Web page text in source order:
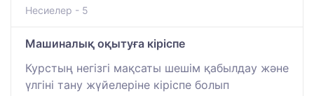
Несиелер - 5
Машиналық оқытуға кіріспе
Курстың негізгі мақсаты шешім қабылдау және
үлгіні тану жүйелеріне кіріспе болып